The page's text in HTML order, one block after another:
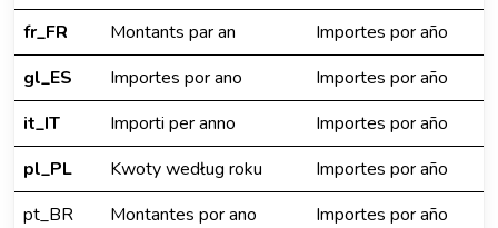
fr_FR
Montants par an
Importes por año
gl_ES
Importes por ano
Importes por año
it_IT
Importi per anno
Importes por año
pl_PL
Kwoty według roku
Importes por año
pt_BR
Montantes por ano
Importes por año